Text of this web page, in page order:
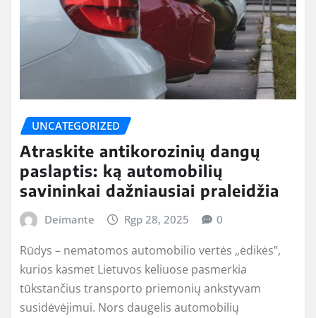
UNCATEGORIZED
Atraskite antikorozinių dangų
paslaptis: ką automobilių
savininkai dažniausiai praleidžia
Deimante Rgp 28, 2025 0
Rūdys – nematomos automobilio vertės „ėdikės”,
kurios kasmet Lietuvos keliuose pasmerkia
tūkstančius transporto priemonių ankstyvam
susidėvėjimui. Nors daugelis automobilių